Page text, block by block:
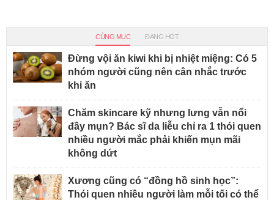
CÙNG MỤC ĐANG HOT
Đừng vội ăn kiwi khi bị nhiệt miệng: Có 5
nhóm người cũng nên cân nhắc trước
khi ăn
Chăm skincare kỹ nhưng lưng vẫn nổi
đầy mụn? Bác sĩ da liễu chỉ ra 1 thói quen
nhiều người mắc phải khiến mụn mãi
không dứt
Xương cũng có “đồng hồ sinh học”:
Thói quen nhiều người làm mỗi tối có thể